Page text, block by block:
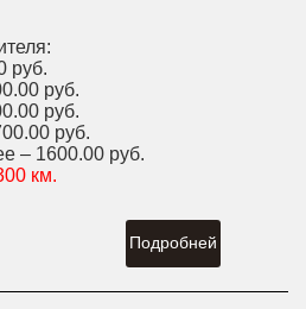
руб.
руб.
руб.
руб.
– 1600.00 руб.
км.
Подробней